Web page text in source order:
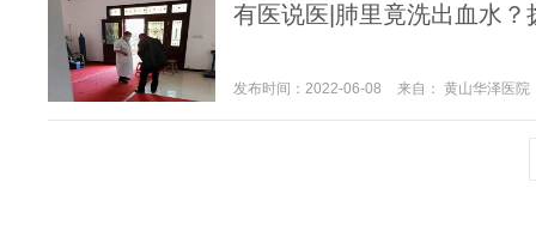
有医说医|肺里竟洗出血水
发布时间：2022-06-08 来自： 黄山华泽医院